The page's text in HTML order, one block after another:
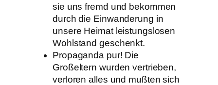
sie uns fremd und bekommen
durch die Einwanderung in
unsere Heimat leistungslosen
Wohlstand geschenkt.
Propaganda pur! Die
Großeltern wurden vertrieben,
verloren alles und mußten sich